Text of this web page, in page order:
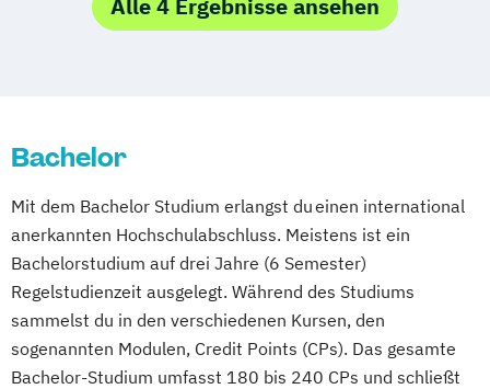
Alle 4 Ergebnisse ansehen
Bachelor
Mit dem Bachelor Studium erlangst du einen international
anerkannten Hochschulabschluss. Meistens ist ein
Bachelorstudium auf drei Jahre (6 Semester)
Regelstudienzeit ausgelegt. Während des Studiums
sammelst du in den verschiedenen Kursen, den
sogenannten Modulen, Credit Points (CPs). Das gesamte
Bachelor-Studium umfasst 180 bis 240 CPs und schließt